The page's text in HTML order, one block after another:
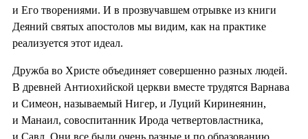
и Его творениями. И в прозвучавшем отрывке из книги
Деяний святых апостолов мы видим, как на практике
реализуется этот идеал.
Дружба во Христе объединяет совершенно разных людей.
В древней Антиохийской церкви вместе трудятся Варнава
и Симеон, называемый Нигер, и Луций Киринеянин,
и Манаил, совоспитанник Ирода четвертовластника,
и Савл. Они все были очень разные и по образованию,